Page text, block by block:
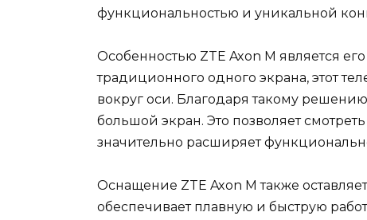
функциональностью и уникальной
Особенностью ZTE Axon M является
традиционного одного экрана, этот
вокруг оси. Благодаря такому
большой экран. Это позволяет
значительно расширяет
Оснащение ZTE Axon M также
обеспечивает плавную и быструю